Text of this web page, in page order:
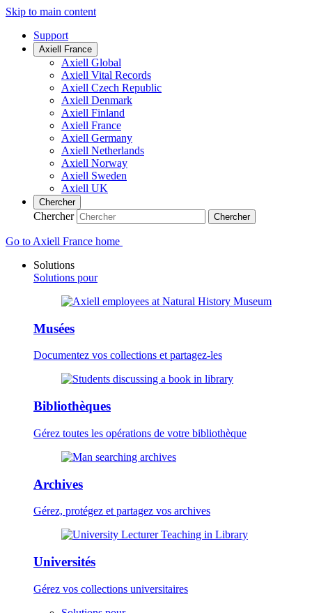
Skip to main content
Support
Axiell France
Axiell Global
Axiell Vital Records
Axiell Czech Republic
Axiell Denmark
Axiell Finland
Axiell France
Axiell Germany
Axiell Netherlands
Axiell Norway
Axiell Sweden
Axiell UK
Chercher
Chercher Chercher
Go to Axiell France home
Solutions
Solutions pour
Musées
Documentez vos collections et partagez-les
Bibliothèques
Gérez toutes les opérations de votre bibliothèque
Archives
Gérez, protégez et partagez vos archives
Universités
Gérez vos collections universitaires